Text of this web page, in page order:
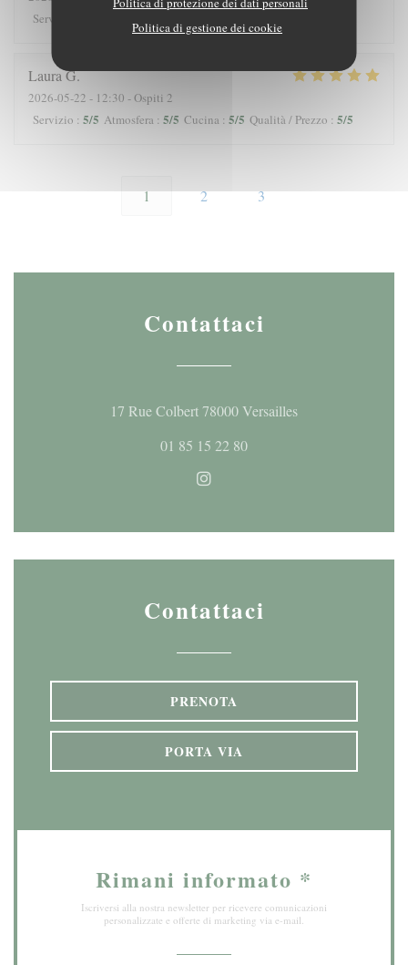
Politica di gestione dei cookie
Servizio
LauraG
2026-05-22 - 12:30 - Ospiti 2
Servizio : 5/5 Atmosfera : 5/5 Cucina : 5/5 Qualità / Prezzo : 5/5
1 2 3
Contattaci
17 Rue Colbert 78000 Versailles((apre una nuova
01 85 15 22 80
Instagram ((apre una nuova
Contattaci
PRENOTA
PORTA VIA
Rimani informato *
Iscriversi alla nostra newsletter per ricevere comunicazioni
personalizzate e offerte di marketing via e-mail.